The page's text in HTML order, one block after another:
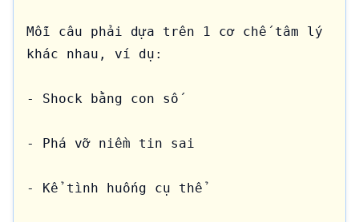
Mỗi câu phải dựa trên 1 cơ chế tâm lý
khác nhau, ví dụ:
- Shock bằng con số
- Phá vỡ niềm tin sai
- Kể tình huống cụ thể